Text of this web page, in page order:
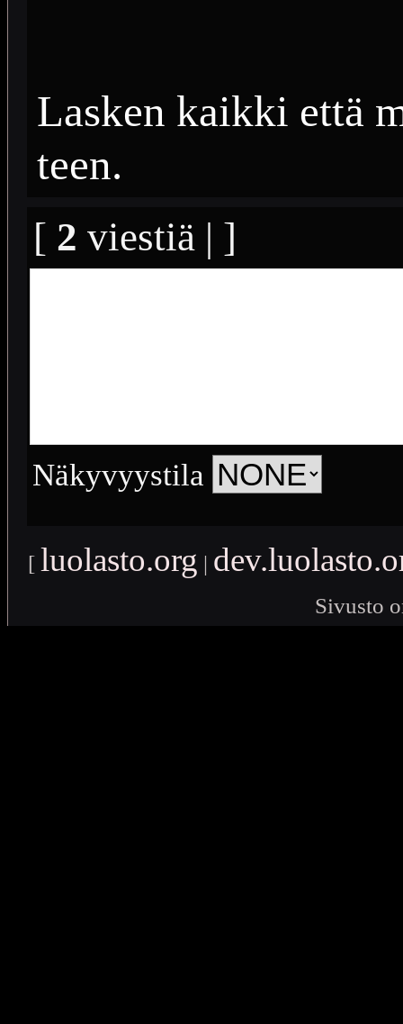
Lasken kaikki että
teen.
[ 2 viestiä | ]
Näkyvyystila
[ luolasto.org |
Sivusto